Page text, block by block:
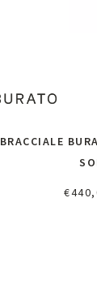
BRACCIALE
€